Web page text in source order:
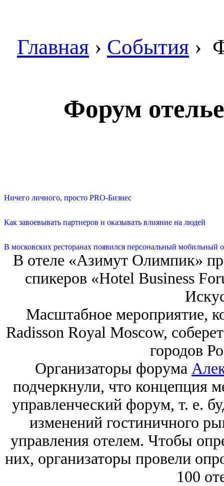
Главная › События ›
Форум
Ничего личного, просто PRO-Бизнес
Как завоевывать партнеров и оказывать влияние на людей
В московских ресторанах появился персональный мобильный
В отеле «Азимут Олимпик»
спикеров «Hotel Business
Масштабное мероприятие,
Radisson Royal Moscow,
городов
Организаторы форума
подчеркнули, что концепция
управленческий форум, т. е.
изменений гостиничного
управления отелем. Чтобы
них, организаторы провели
100